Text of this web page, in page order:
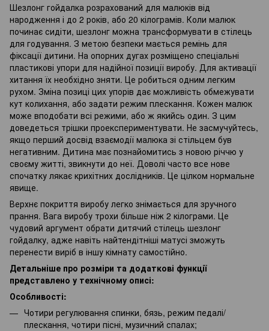
Шезлонг гойдалка розрахований для малюків від
народження і до 2 років, або 20 кілограмів. Коли малюк
починає сидіти, шезлонг можна трансформувати в стілець
для годування. З метою безпеки мається ремінь для
фіксації дитини. На опорних дугах розміщено спеціальні
пластикові упори для надійної позиції виробу. Для активації
хитання їх необхідно зняти. Це робиться одним легким
рухом. Зміна позиці цих упорів дає можливість обмежувати
кут колихання, або задати режим плескання. Кожен малюк
може вподобати всі режими, або ж якийсь один. З цим
доведеться трішки проекспериментувати. Не засмучуйтесь,
якщо перший досвід взаємодії малюка зі стільцем був
негативним. Дитина має познайомитись з новою річчю у
своєму житті, звикнути до неї. Доволі часто все нове
спочатку лякає крихітних дослідників. Це цілком нормальне
явище.
Верхнє покриття виробу легко знімається для зручного
прання. Вага виробу трохи більше ніж 2 кілограми. Це
чудовий аргумент обрати дитячий стілець шезлонг
гойдалку, адже навіть найтендітніші матусі зможуть
перенести виріб в іншу кімнату самостійно.
Детальніше про розміри та додаткові функції
представлено у технічному описі:
Особливості:
Чотири регулювання спинки, бязь, режим педалі/
плескання, чотири пісні, музичний спалах;